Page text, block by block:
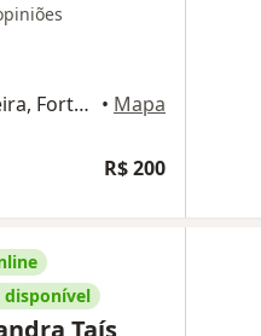
Avenida Desembargador Moreira, Fortaleza • Mapa
R$ 200
disponível